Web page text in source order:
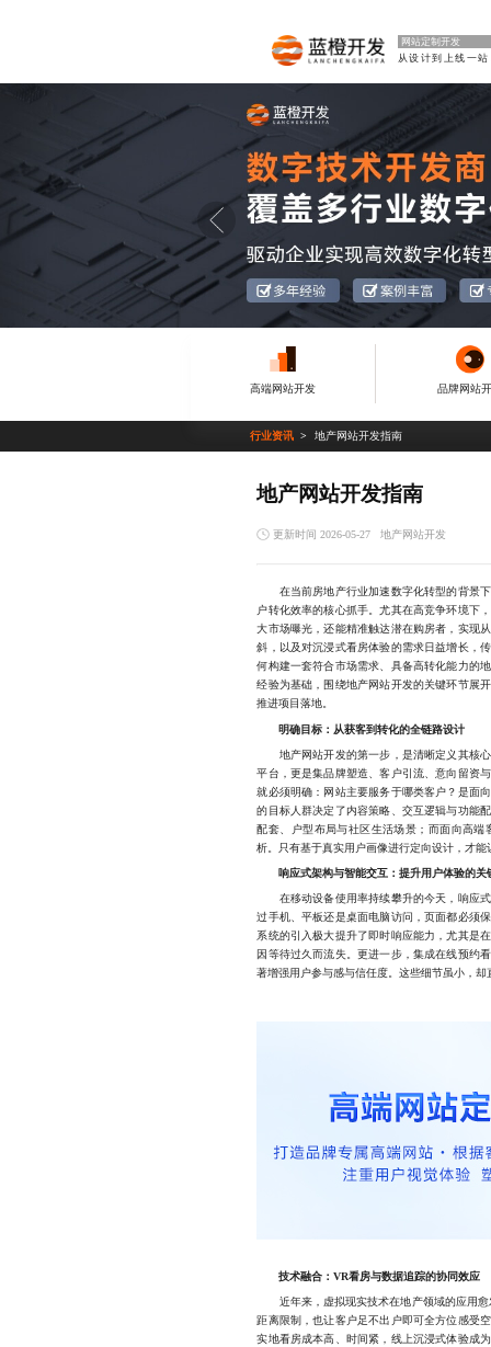
网站定制开发
高端网站开发 品牌网站
行业资讯 地产网站开发指南
地产网站开发指南
更新时间 2026-05-27 地产网站开发
在当前房地产行业加速数字化转型的背景
户转化效率的核心抓手。尤其在高竞争环境下
大市场曝光，还能精准触达潜在购房者，实现
斜，以及对沉浸式看房体验的需求日益增长，
何构建一套符合市场需求、具备高转化能力的
经验为基础，围绕地产网站开发的关键环节展
推进项目落地。
明确目标：从获客到转化的全链路设计
地产网站开发的第一步，是清晰定义其核心
平台，更是集品牌塑造、客户引流、意向留资
就必须明确：网站主要服务于哪类客户？是面
的目标人群决定了内容策略、交互逻辑与功能
配套、户型布局与社区生活场景；而面向高
析。只有基于真实用户画像进行定向设计，才能
响应式架构与智能交互：提升用户体验的关
在移动设备使用率持续攀升的今天，响应式
过手机、平板还是桌面电脑访问，页面都必须
系统的引入极大提升了即时响应能力，尤其是
因等待过久而流失。更进一步，集成在线预约
著增强用户参与感与信任度。这些细节虽小，
技术融合：VR看房与数据追踪的协同效应
近年来，虚拟现实技术在地产领域的应用愈
距离限制，也让客户足不出户即可全方位感受
实地看房成本高、时间紧，线上沉浸式体验成